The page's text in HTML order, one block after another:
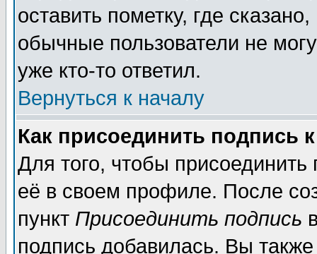
оставить пометку, где
обычные пользователи не
уже кто-то ответил.
Вернуться к началу
Как присоединить подпись
Для того, чтобы
её в своем профиле. После
пункт Присоединить подпись
подпись добавилась. Вы